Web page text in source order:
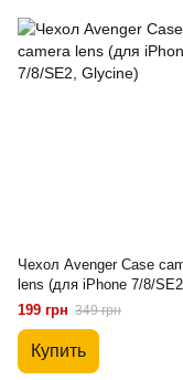
Чехол Avenger Case
lens (для iPhone 7/8/
Glycine)
199 грн 349 грн
Купить